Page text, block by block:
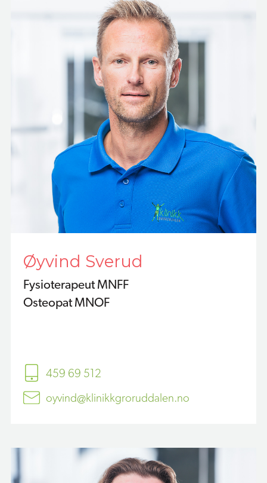
Øyvind Sverud
Fysioterapeut MNFF
Osteopat MNOF
459 69 512
oyvind@klinikkgroruddalen.no